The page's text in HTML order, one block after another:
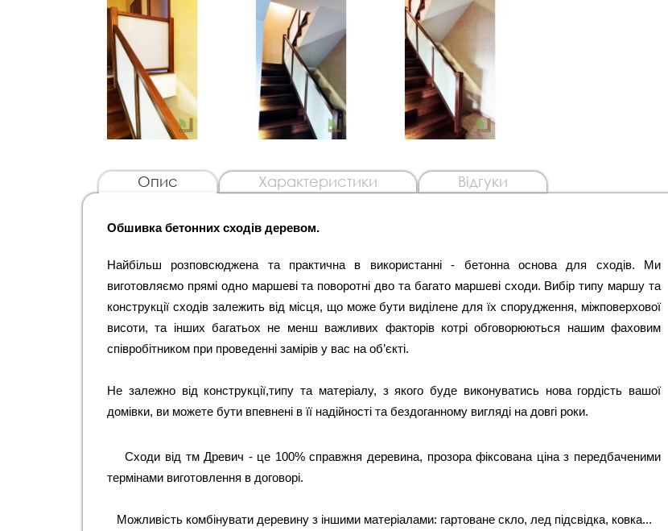
Опис Характеристики Відгуки
Обшивка бетонних сходів деревом.
Найбільш розповсюджена та практична в використанні - бетонна основа для сходів. Ми
виготовляємо прямі одно маршеві та поворотні дво та багато маршеві сходи. Вибір типу маршу та
конструкції сходів залежить від місця, що може бути виділене для їх спорудження, міжповерхової
висоти, та інших багатьох не менш важливих факторів котрі обговорюються нашим фаховим
співробітником при проведенні замірів у вас на об’єкті.
Не залежно від конструкції,типу та матеріалу, з якого буде виконуватись нова гордість вашої
домівки, ви можете бути впевнені в її надійності та бездоганному вигляді на довгі роки.
Сходи від тм Древич - це 100% справжня деревина, прозора фіксована ціна з передбаченими
термінами виготовлення в договорі.
Можливість комбінувати деревину з іншими матеріалами: гартоване скло, лед підсвідка, ковка...